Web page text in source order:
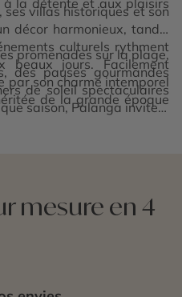
villas historiques et son
décor harmonieux, tandis
culturels rythment
beaux jours. Facilement
par son charme intemporel
de la grande époque
promenades sur la plage,
des pauses gourmandes
de soleil spectaculaires
saison, Palanga invite à
l’instant. Voyager à
mesure en 4